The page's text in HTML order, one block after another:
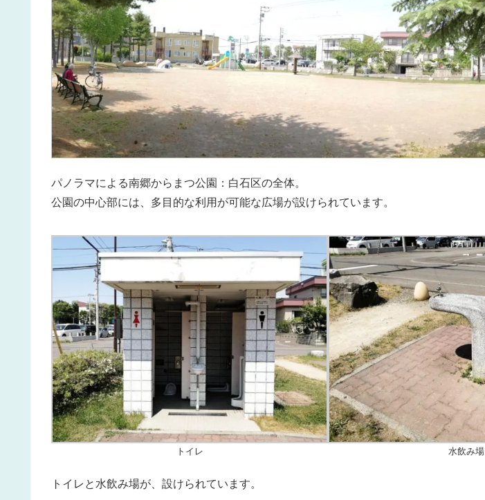
パノラマによる南郷からまつ公園：白石区の全体。
公園の中心部には、多目的な利用が可能な広場が設けられています。
トイレ 水飲み場
トイレと水飲み場が、設けられています。